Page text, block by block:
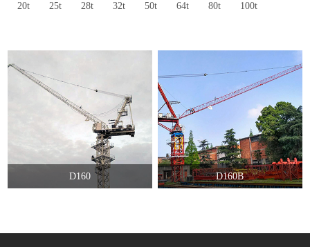
20t
25t 28t 32t 50t 64t 80t 100t
D160 D160B